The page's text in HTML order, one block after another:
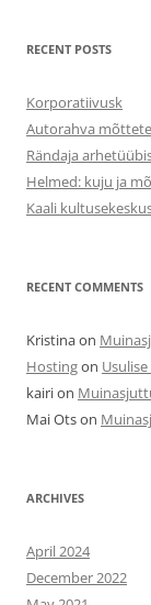
RECENT POSTS
Korporatiivusk
Autorahva
Rändaja
Helmed: kuju ja
Kaali
RECENT COMMENTS
Kristinaon
Hostingon
kairion
Mai Otson
ARCHIVES
April 2024
December 2022